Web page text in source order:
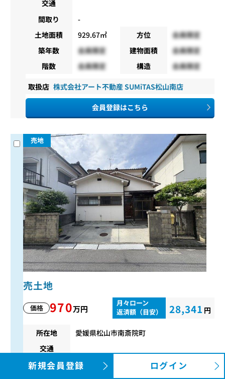
交通
間取り
-
土地面積
929.67㎡ 方位
会員限定
築年数
会員限定 建物面積
会員限定
階数
会員限定 構造 会員限定
取扱店 株式会社アート不動産 SUMiTAS松山南店
会員登録はこちら
売地
売土地
価格 970万円
月々ローン
返済額（目安）
28,341 円
所在地
愛媛県松山市南斎院町
交通
間取り
-
新規会員登録 ログイン